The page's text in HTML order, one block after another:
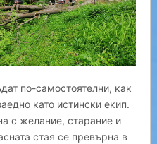
по-самостоятелни, как
като истински екип.
с желание, старание и
стая се превърна в